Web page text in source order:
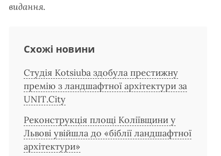
видання.
Схожі новини
Студія Kotsiuba здобула престижну
премію з ландшафтної архітектури за
UNIT.City
Реконструкція площі Коліївщини у
Львові увійшла до «біблії ландшафтної
архітектури»